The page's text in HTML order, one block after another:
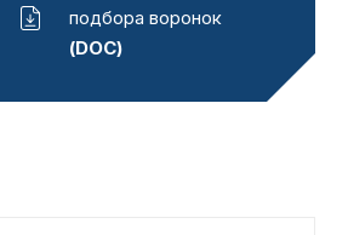
подбора воронок
(DOC)